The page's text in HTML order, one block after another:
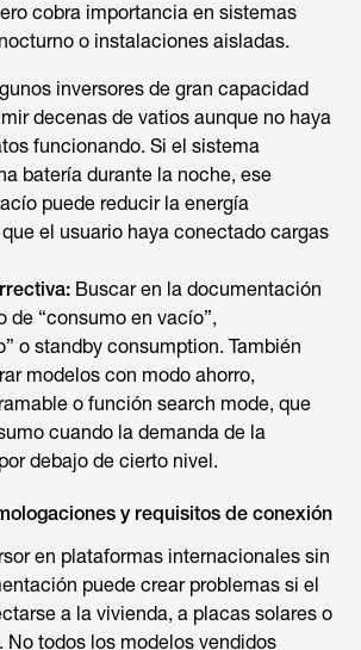
cobra importancia en sistemas
o instalaciones aisladas.
inversores de gran capacidad
decenas de vatios aunque no haya
funcionando. Si el sistema
batería durante la noche, ese
puede reducir la energía
el usuario haya conectado cargas
Buscar en la documentación
de “consumo en vacío”,
o standby consumption. También
modelos con modo ahorro,
o función search mode, que
cuando la demanda de la
debajo de cierto nivel.
y requisitos de conexión
en plataformas internacionales sin
puede crear problemas si el
a la vivienda, a placas solares o
No todos los modelos vendidos